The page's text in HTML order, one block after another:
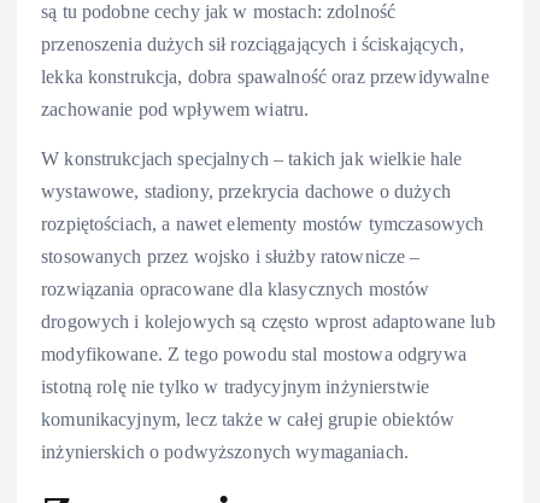
są tu podobne cechy jak w mostach: zdolność
przenoszenia dużych sił rozciągających i ściskających,
lekka konstrukcja, dobra spawalność oraz przewidywalne
zachowanie pod wpływem wiatru.
W konstrukcjach specjalnych – takich jak wielkie hale
wystawowe, stadiony, przekrycia dachowe o dużych
rozpiętościach, a nawet elementy mostów tymczasowych
stosowanych przez wojsko i służby ratownicze –
rozwiązania opracowane dla klasycznych mostów
drogowych i kolejowych są często wprost adaptowane lub
modyfikowane. Z tego powodu stal mostowa odgrywa
istotną rolę nie tylko w tradycyjnym inżynierstwie
komunikacyjnym, lecz także w całej grupie obiektów
inżynierskich o podwyższonych wymaganiach.